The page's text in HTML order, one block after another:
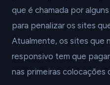
que é chamada por
para penalizar os sites
Atualmente, os sites que
responsivo tem que
nas primeiras colocações